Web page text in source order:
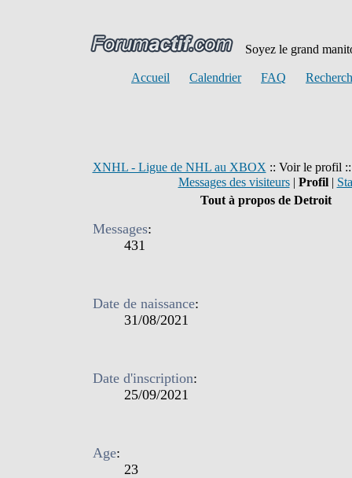
Soyez le grand
Accueil Calendrier FAQ
XNHL - Ligue de NHL au XBOX :: Voir le profil
Messages des visiteurs| Profil|
Tout à propos de Detroit
Messages:
431
Date de naissance:
31/08/2021
Date d'inscription:
25/09/2021
Age:
23